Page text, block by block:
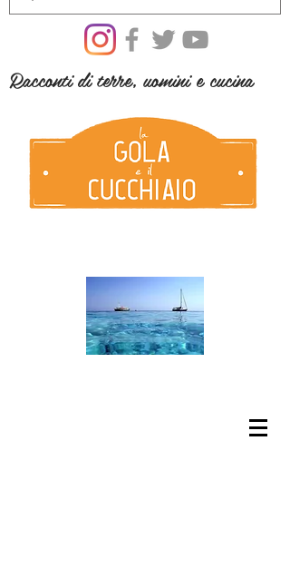
Racconti di terre, uomini e cucina